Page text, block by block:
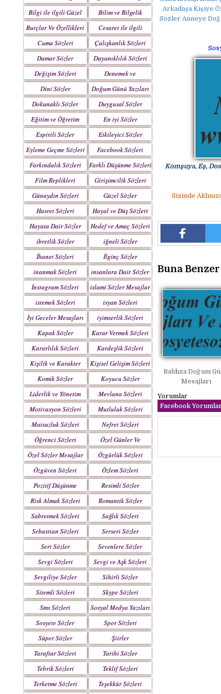
Sözler
Bilgi ile ilgili Güzel
Sözler
Bilim ve Bilgelik
Sözleri
Burçlar Ve Özellikleri
Cesaret ile ilgili
Yazılar
Cuma Sözleri
Çalışkanlık Sözleri
Damar Sözler
Dayanıklılık Sözleri
Değişim Sözleri
Denemek ve
Çabalamak Sözleri
Dini Sözler
Doğum Günü Yazıları
Dokunaklı Sözler
Duygusal Sözler
Eğitim ve Öğretim
Sözleri
En iyi Sözler
Espirili Sözler
Etkileyici Sözler
Eyleme Geçme Sözleri
Facebook Sözleri
Farkındalık Sözleri
Farklı Düşünme Sözleri
Film Replikleri
Girişimcilik Sözleri
Günaydın Sözleri
Güzel Sözler
Hasret Sözleri
Hayal ve Düş Sözleri
Hayata Dair Sözler
Hedef ve Amaç Sözleri
ibretlik Sözler
iğneli Sözler
İhanet Sözleri
İlginç Sözler
inanmak Sözleri
insanlara Dair Sözler
İnstagram Sözleri
islami Sözler Mesajlar
istemek Sözleri
isyan Sözleri
İyi Geceler Mesajları
iyimserlik Sözleri
Kapak Sözler
Karar Vermek Sözleri
Kararlılık Sözleri
Kardeşlik Sözleri
Kişilik ve Karakter
Sözleri
Kişisel Gelişim Sözleri
Komik Sözler
Koyucu Sözler
Liderlik ve Yönetim
Sözleri
Mevlana Sözleri
Motivasyon Sözleri
Mutluluk Sözleri
Mutsuzluk Sözleri
Nefret Sözleri
Öğrenci Sözleri
Özel Günler Ve
Haftalar
Özel Sözler Mesajlar
Özgürlük Sözleri
Özgüven Sözleri
Özlem Sözleri
Pozitif Düşünme
Sözleri
Resimli Sözler
Risk Almak Sözleri
Romantik Sözler
Sabretmek Sözleri
Sağlık Sözleri
Sebastian Sözleri
Serseri Sözler
Sert Sözler
Sevenlere Sözler
Sevgi Sözleri
Sevgi ve Aşk Sözleri
Sevgiliye Sözler
Sihirli Sözler
Sitemli Sözleri
Skype Sözleri
Sms Sözleri
Sosyal Medya Yazıları
Sosyete Sözler
Mesajlar
Spor Sözleri
Süper Sözler
Şiirler
Taraftar Sözleri
Tarihi Sözler
Tebrik Sözleri
Teklif Sözleri
Terketme Sözleri
Teşekkür Sözleri
Arkadaşa Kişiye
Sözler Anneye
Komşuya, Eş,
Sizinde
Buna
Baldıza Doğum
Mesajları
Yorumlar
Facebook